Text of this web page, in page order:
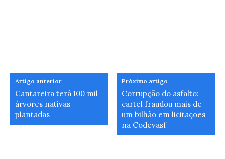
Artigo anterior
Cantareira terá 100 mil
árvores nativas
plantadas
Próximo artigo
Corrupção do asfalto:
cartel fraudou mais de
um bilhão em licitações
na Codevasf